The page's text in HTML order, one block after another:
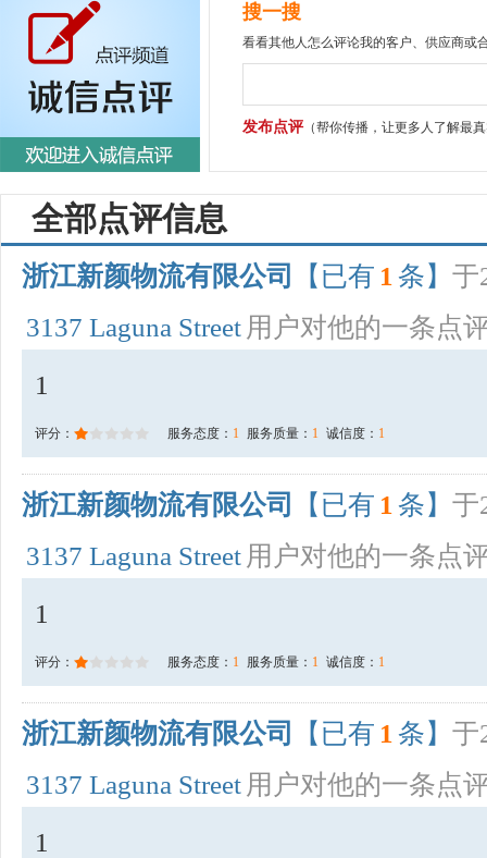
搜一搜
看看其他人怎么评论我的客户、供应商或
发布点评（帮你传播，让更多人了解最
全部点评信息
浙江新颜物流有限公司 【已有 1 条】 于
3137 Laguna Street 用户对他的一条点
1
评分： 服务态度： 1 服务质量： 1 诚信度： 1
浙江新颜物流有限公司 【已有 1 条】 于
3137 Laguna Street 用户对他的一条点
1
评分： 服务态度： 1 服务质量： 1 诚信度： 1
浙江新颜物流有限公司 【已有 1 条】 于
3137 Laguna Street 用户对他的一条点
1